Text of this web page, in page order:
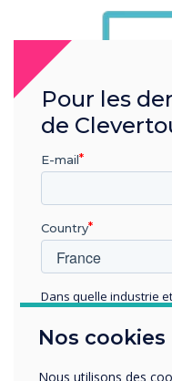
Verre
Nos cookies
Nous utilisons des
Pour les
de
E-mail
Country
Dans quelle industrie
Enterprise